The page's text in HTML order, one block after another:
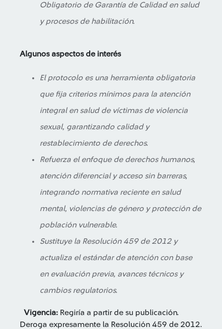
Obligatorio de Garantía de Calidad en salud
y procesos de habilitación.
Algunos aspectos de interés
El protocolo es una herramienta obligatoria
que fija criterios mínimos para la atención
integral en salud de víctimas de violencia
sexual, garantizando calidad y
restablecimiento de derechos.
Refuerza el enfoque de derechos humanos,
atención diferencial y acceso sin barreras,
integrando normativa reciente en salud
mental, violencias de género y protección de
población vulnerable.
Sustituye la Resolución 459 de 2012 y
actualiza el estándar de atención con base
en evaluación previa, avances técnicos y
cambios regulatorios.
Vigencia: Regiría a partir de su publicación.
Deroga expresamente la Resolución 459 de 2012.